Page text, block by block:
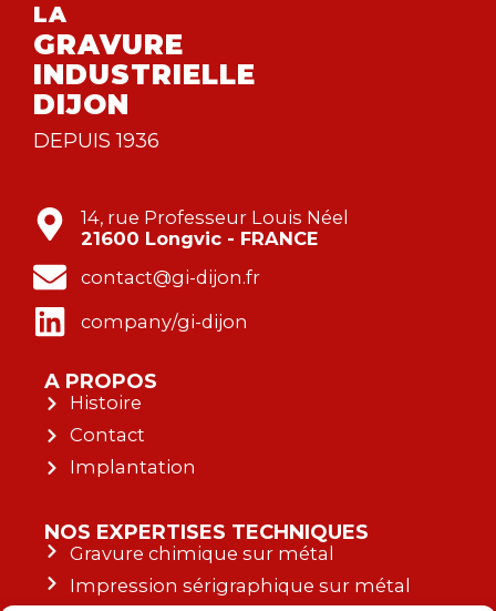
LA
GRAVURE
INDUSTRIELLE
DIJON
DEPUIS 1936
14, rue Professeur Louis Néel
21600 Longvic - FRANCE
contact@gi-dijon.fr
company/gi-dijon
A PROPOS
Histoire
Contact
Implantation
NOS EXPERTISES TECHNIQUES
Gravure chimique sur métal
Impression sérigraphique sur métal